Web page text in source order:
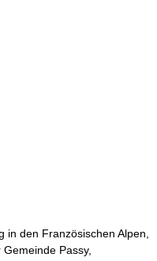
den Französischen Alpen,
Passy,